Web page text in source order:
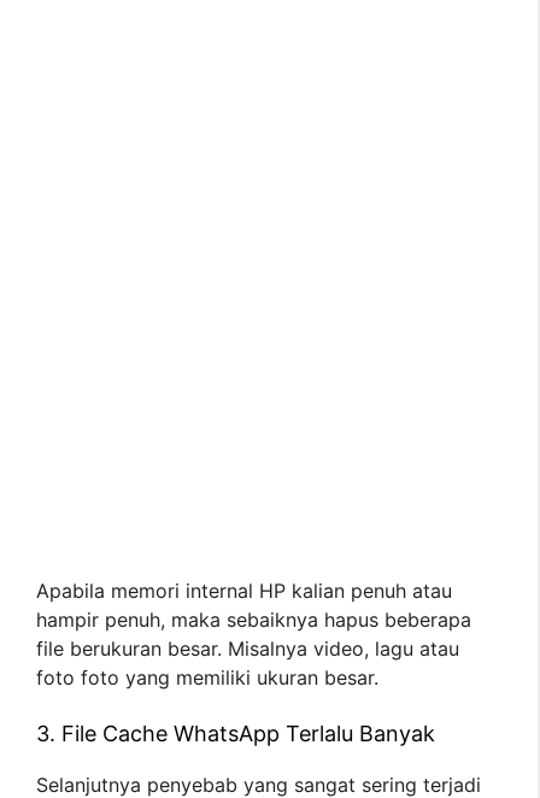
Apabila memori internal HP kalian penuh atau
hampir penuh, maka sebaiknya hapus beberapa
file berukuran besar. Misalnya video, lagu atau
foto foto yang memiliki ukuran besar.
3. File Cache WhatsApp Terlalu Banyak
Selanjutnya penyebab yang sangat sering terjadi